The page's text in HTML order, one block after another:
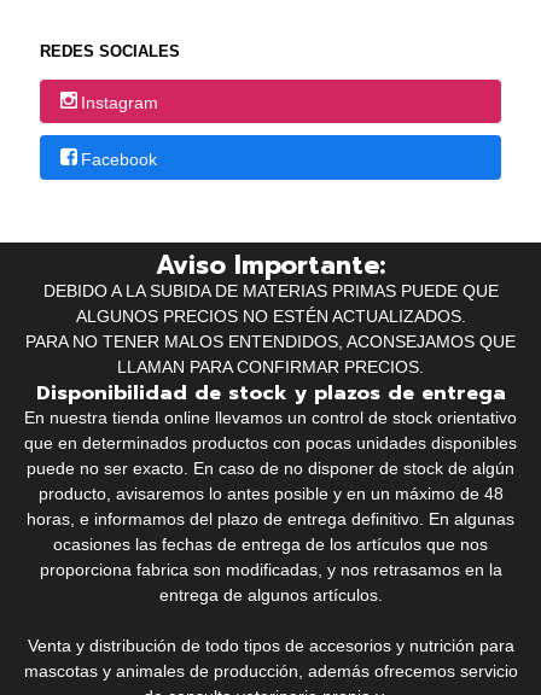
REDES SOCIALES
Instagram
Facebook
Aviso Importante:
DEBIDO A LA SUBIDA DE MATERIAS PRIMAS PUEDE QUE
ALGUNOS PRECIOS NO ESTÉN ACTUALIZADOS.
PARA NO TENER MALOS ENTENDIDOS, ACONSEJAMOS QUE
LLAMAN PARA CONFIRMAR PRECIOS.
Disponibilidad de stock y plazos de entrega
En nuestra tienda online llevamos un control de stock orientativo
que en determinados productos con pocas unidades disponibles
puede no ser exacto. En caso de no disponer de stock de algún
producto, avisaremos lo antes posible y en un máximo de 48
horas, e informamos del plazo de entrega definitivo. En algunas
ocasiones las fechas de entrega de los artículos que nos
proporciona fabrica son modificadas, y nos retrasamos en la
entrega de algunos artículos.
Venta y distribución de todo tipos de accesorios y nutrición para
mascotas y animales de producción, además ofrecemos servicio